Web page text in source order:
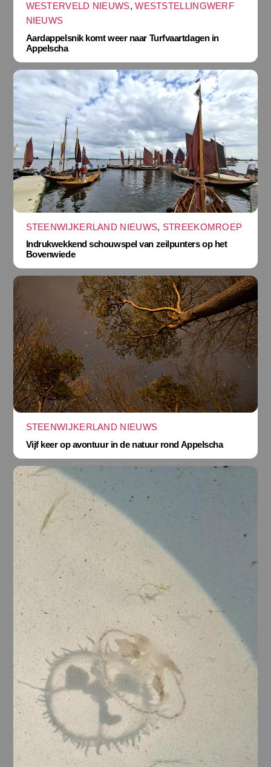
WESTERVELD NIEUWS,WESTSTELLINGWERF
NIEUWS
Aardappelsnik komt weer naar Turfvaartdagen in
Appelscha
STEENWIJKERLAND NIEUWS, STREEKOMROEP
Indrukwekkend schouwspel van zeilpunters op het
Bovenwiede
STEENWIJKERLAND NIEUWS
Vijf keer op avontuur in de natuur rond Appelscha